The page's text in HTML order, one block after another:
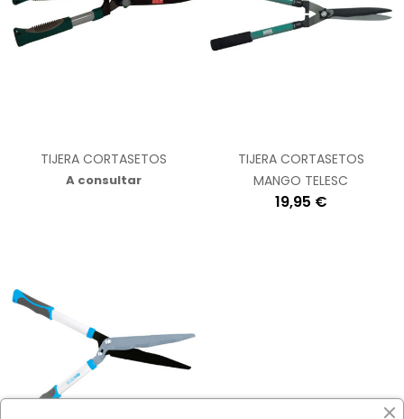
TIJERA CORTASETOS
A consultar
TIJERA CORTASETOS
MANGO TELESC
19,95 €